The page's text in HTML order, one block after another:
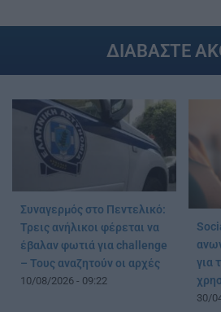
ΔΙΑΒΑΣΤΕ
Συναγερμός στο Πεντελικό:
Τρεις ανήλικοι φέρεται να
έβαλαν φωτιά για challenge
– Τους αναζητούν οι αρχές
10/08/2026 - 09:22
για
30/